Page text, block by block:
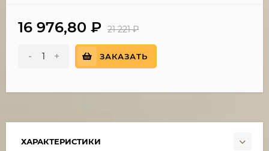
16 976,80 ₽ 21 221₽
- + ЗАКАЗАТЬ
ХАРАКТЕРИСТИКИ